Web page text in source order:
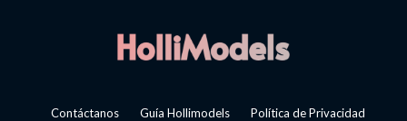
Contáctanos Guía Hollimodels Política de Privacidad